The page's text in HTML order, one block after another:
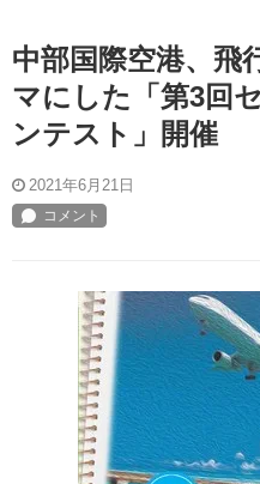
中部国際空港、飛
マにした「第3回
ンテスト」開催
2021年6月21日